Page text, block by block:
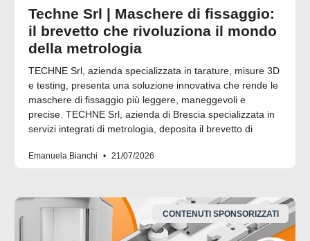
Techne Srl | Maschere di fissaggio:
il brevetto che rivoluziona il mondo
della metrologia
TECHNE Srl, azienda specializzata in tarature, misure 3D
e testing, presenta una soluzione innovativa che rende le
maschere di fissaggio più leggere, maneggevoli e
precise. TECHNE Srl, azienda di Brescia specializzata in
servizi integrati di metrologia, deposita il brevetto di
Emanuela Bianchi 21/07/2026
CONTENUTI SPONSORIZZATI